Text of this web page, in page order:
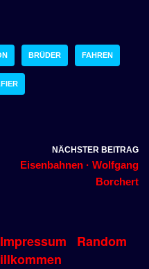
BRÜDER FAHREN
NÄCHSTER BEITRAG
Eisenbahnen · Wolfgang
Borchert
Impressum
Random